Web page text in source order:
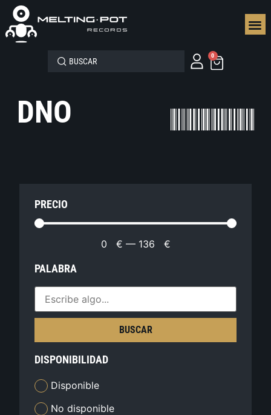
0
DNO
PRECIO
0 € — 136 €
PALABRA
BUSCAR
DISPONIBILIDAD
Disponible
No disponible